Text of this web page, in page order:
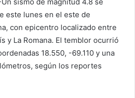
este lunes en el este de
con epicentro localizado entre
y La Romana. El temblor ocurrió
18.550, -69.110 y una
según los reportes